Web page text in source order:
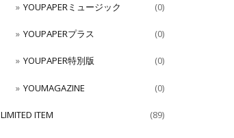
YOUPAPERミュージック (0)
YOUPAPERプラス (0)
YOUPAPER特別版 (0)
YOUMAGAZINE (0)
LIMITED ITEM (89)